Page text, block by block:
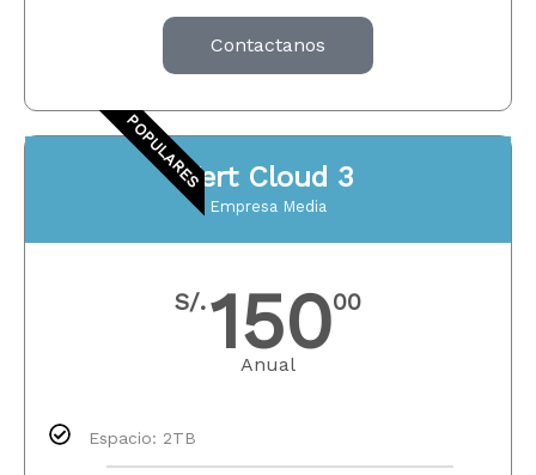
Contactanos
POPULARESVert Cloud 3
Empresa Media
S/.15000
Anual
Espacio: 2TB​